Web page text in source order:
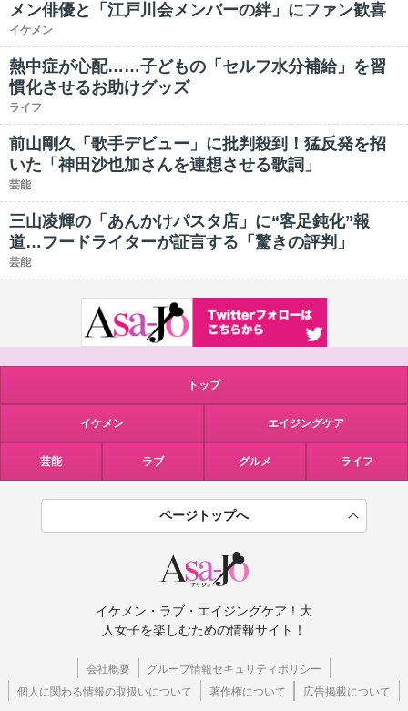
メン俳優と「江戸川会メンバーの絆」にファン歓喜
イケメン
熱中症が心配……子どもの「セルフ水分補給」を習
慣化させるお助けグッズ
ライフ
前山剛久「歌手デビュー」に批判殺到！猛反発を招
いた「神田沙也加さんを連想させる歌詞」
芸能
三山凌輝の「あんかけパスタ店」に“客足鈍化”報
道…フードライターが証言する「驚きの評判」
芸能
トップ
イケメン エイジングケア
芸能 ラブ グルメ ライフ
ページトップへ
イケメン・ラブ・エイジングケア！大
人女子を楽しむための情報サイト！
会社概要
グループ情報セキュリティポリシー
個人に関わる情報の取扱いについて
著作権について 広告掲載について